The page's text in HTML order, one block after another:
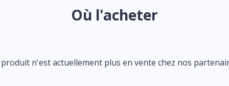
Où l'acheter
produit n'est actuellement plus en vente chez nos